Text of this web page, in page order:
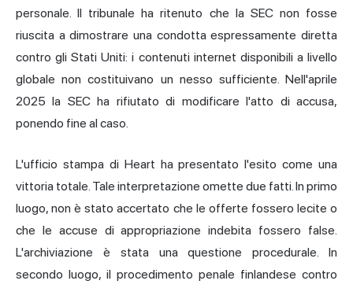
personale. Il tribunale ha ritenuto che la SEC non fosse
riuscita a dimostrare una condotta espressamente diretta
contro gli Stati Uniti: i contenuti internet disponibili a livello
globale non costituivano un nesso sufficiente. Nell'aprile
2025 la SEC ha rifiutato di modificare l'atto di accusa,
ponendo fine al caso.
L'ufficio stampa di Heart ha presentato l'esito come una
vittoria totale. Tale interpretazione omette due fatti. In primo
luogo, non è stato accertato che le offerte fossero lecite o
che le accuse di appropriazione indebita fossero false.
L'archiviazione è stata una questione procedurale. In
secondo luogo, il procedimento penale finlandese contro